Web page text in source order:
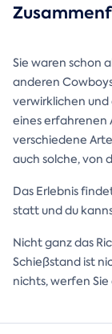
Sie waren schon
anderen
verwirklichen und
eines erfahrenen
verschiedene
auch solche, von
Das Erlebnis
statt und du
Nicht ganz das
Schießstand ist
nichts, werfen